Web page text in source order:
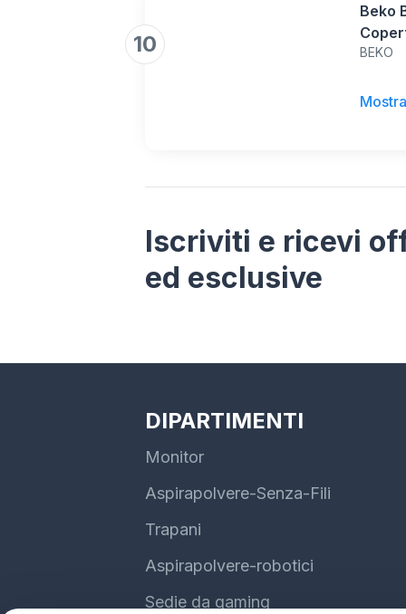
10 BEKO
Beko
Iscriviti e ricevi
ed esclusive
DIPARTIMENTI
Monitor
Aspirapolvere-Senza-Fili
Trapani
Aspirapolvere-robotici
Sedie da gaming